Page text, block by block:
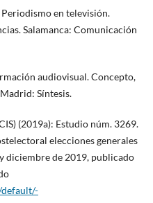
Periodismo en televisión.
Salamanca: Comunicación
audiovisual. Concepto,
Síntesis.
(2019a): Estudio núm. 3269.
elecciones generales
diciembre de 2019, publicado